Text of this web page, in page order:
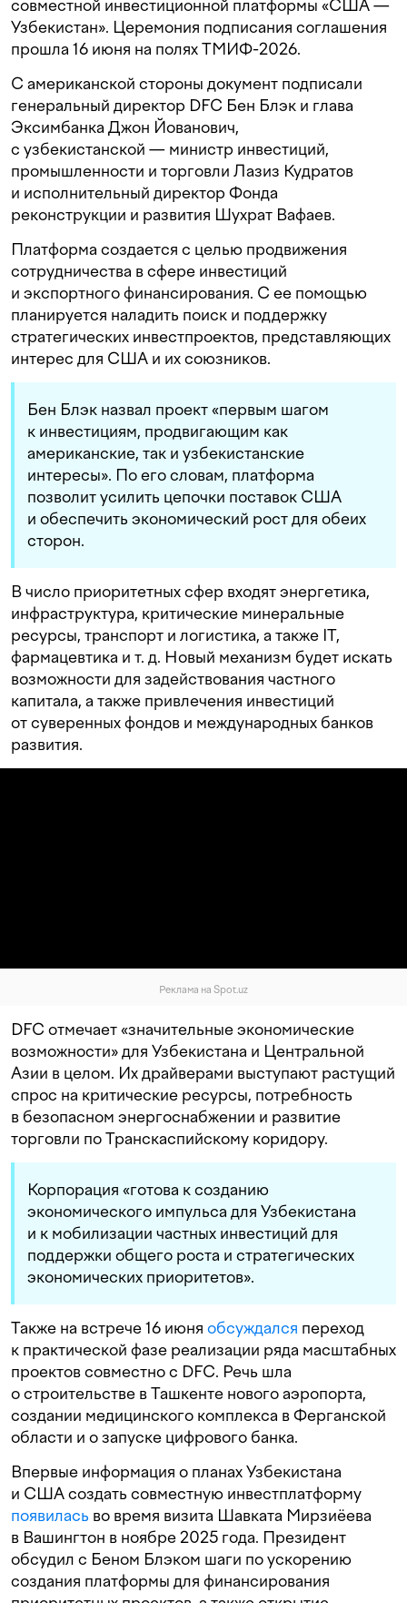
совместной инвестиционной платформы «США —
Узбекистан». Церемония подписания соглашения
прошла 16 июня на полях ТМИФ-2026.
С американской стороны документ подписали
генеральный директор DFC Бен Блэк и глава
Эксимбанка Джон Йованович,
с узбекистанской — министр инвестиций,
промышленности и торговли Лазиз Кудратов
и исполнительный директор Фонда
реконструкции и развития Шухрат Вафаев.
Платформа создается с целью продвижения
сотрудничества в сфере инвестиций
и экспортного финансирования. С ее помощью
планируется наладить поиск и поддержку
стратегических инвестпроектов, представляющих
интерес для США и их союзников.
Бен Блэк назвал проект «первым шагом
к инвестициям, продвигающим как
американские, так и узбекистанские
интересы». По его словам, платформа
позволит усилить цепочки поставок США
и обеспечить экономический рост для обеих
сторон.
В число приоритетных сфер входят энергетика,
инфраструктура, критические минеральные
ресурсы, транспорт и логистика, а также IT,
фармацевтика и т. д. Новый механизм будет искать
возможности для задействования частного
капитала, а также привлечения инвестиций
от суверенных фондов и международных банков
развития.
Реклама на Spot.uz
DFC отмечает «значительные экономические
возможности» для Узбекистана и Центральной
Азии в целом. Их драйверами выступают растущий
спрос на критические ресурсы, потребность
в безопасном энергоснабжении и развитие
торговли по Транскаспийскому коридору.
Корпорация «готова к созданию
экономического импульса для Узбекистана
и к мобилизации частных инвестиций для
поддержки общего роста и стратегических
экономических приоритетов».
Также на встрече 16 июня обсуждался переход
к практической фазе реализации ряда масштабных
проектов совместно с DFC. Речь шла
о строительстве в Ташкенте нового аэропорта,
создании медицинского комплекса в Ферганской
области и о запуске цифрового банка.
Впервые информация о планах Узбекистана
и США создать совместную инвестплатформу
появилась во время визита Шавката Мирзиёева
в Вашингтон в ноябре 2025 года. Президент
обсудил с Беном Блэком шаги по ускорению
создания платформы для финансирования